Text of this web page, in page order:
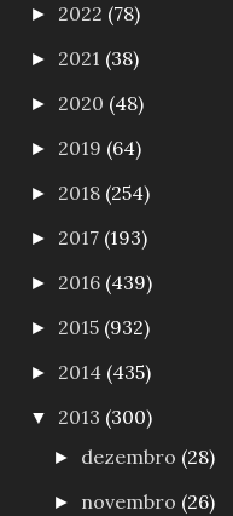
► 2022 (78)
► 2021 (38)
► 2020 (48)
► 2019 (64)
► 2018 (254)
► 2017 (193)
► 2016 (439)
► 2015 (932)
► 2014 (435)
▼ 2013 (300)
► dezembro (28)
► novembro (26)